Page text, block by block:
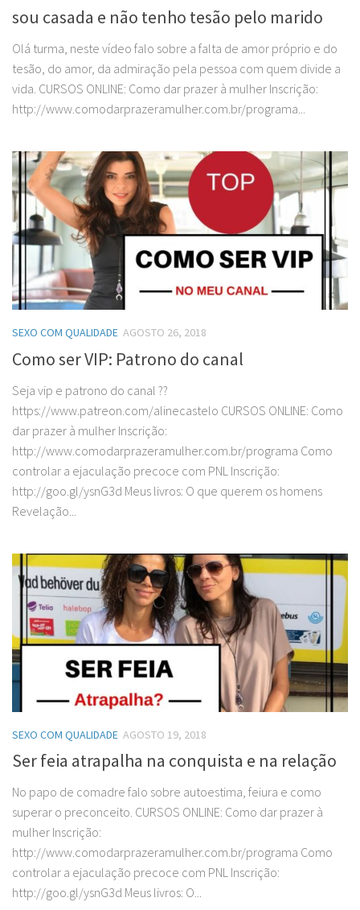
sou casada e não tenho tesão pelo marido
Olá turma, neste vídeo falo sobre a falta de amor próprio e do
tesão, do amor, da admiração pela pessoa com quem divide a
vida. CURSOS ONLINE: Como dar prazer à mulher Inscrição:
http://www.comodarprazeramulher.com.br/programa...
SEXO COM QUALIDADE AGOSTO 26, 2018
Como ser VIP: Patrono do canal
Seja vip e patrono do canal ??
https://www.patreon.com/alinecastelo CURSOS ONLINE: Como
dar prazer à mulher Inscrição:
http://www.comodarprazeramulher.com.br/programa Como
controlar a ejaculação precoce com PNL Inscrição:
http://goo.gl/ysnG3d Meus livros: O que querem os homens
Revelação...
SEXO COM QUALIDADE AGOSTO 19, 2018
Ser feia atrapalha na conquista e na relação
No papo de comadre falo sobre autoestima, feiura e como
superar o preconceito. CURSOS ONLINE: Como dar prazer à
mulher Inscrição:
http://www.comodarprazeramulher.com.br/programa Como
controlar a ejaculação precoce com PNL Inscrição:
http://goo.gl/ysnG3d Meus livros: O...